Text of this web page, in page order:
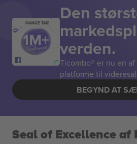
MANGE TAK! Den
verden.
Ticombo® er nu en
platforme til
BEGYND AT
Seal of Excellence af